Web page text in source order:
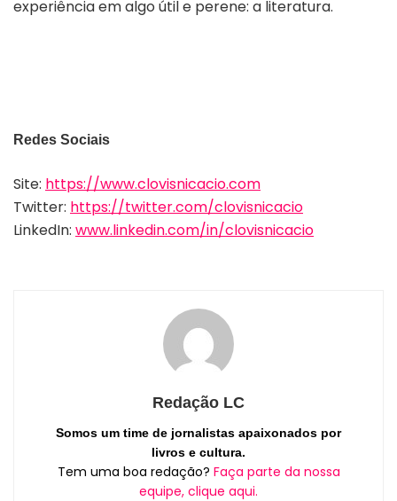
experiência em algo útil e perene: a literatura.
Redes Sociais
Site: https://www.clovisnicacio.com
Twitter: https://twitter.com/clovisnicacio
LinkedIn: www.linkedin.com/in/clovisnicacio
Redação LC
Somos um time de jornalistas apaixonados por
livros e cultura.
Tem uma boa redação? Faça parte da nossa
equipe, clique aqui.